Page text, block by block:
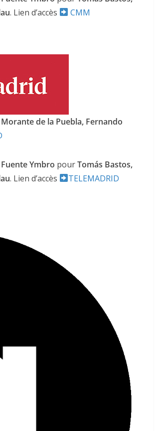
. Lien d’accès CMM
Morante de la Puebla, Fernando
Fuente Ymbro pourTomás Bastos,
. Lien d’accès TELEMADRID